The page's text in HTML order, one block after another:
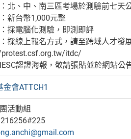
北、中、南三區考場於測驗前七天
新台幣1,000元整
採電腦化測驗，即測即評
採線上報名方式，請至跨域人才發
itdc/
認證海報，敬請張貼並於網站公
會ATTCH1
活動組